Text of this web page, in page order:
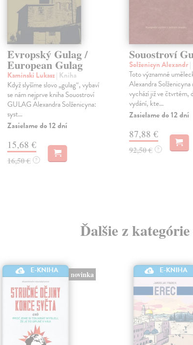
Evropský Gulag /
European Gulag
Kaminski Lukasz| Kniha
Když slyšíme slovo „gulag“, vybaví
se nám nejprve kniha Souostroví
GULAG Alexandra Solženicyna:
syst...
Zasielame do 12 dní
15,68 €
16,50 € ?
Souostroví
Solženicyn Alexandr|
Toto významné
Alexandra Solženicyna
vychází již ve čtvrtém,
vydání, kte...
Zasielame do 12 dní
87,88 €
92,50 € ?
Ďalšie z
E-KNIHA novinka E-KNIHA